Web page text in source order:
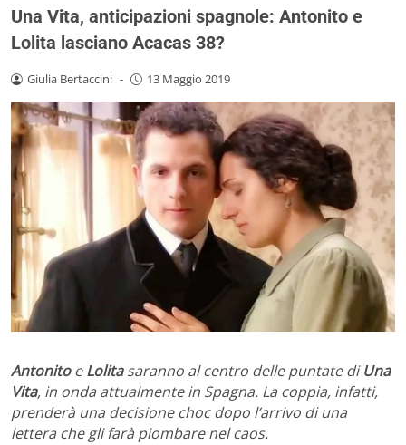
Una Vita, anticipazioni spagnole: Antonito e
Lolita lasciano Acacas 38?
Giulia Bertaccini - 13 Maggio 2019
AntonitoeLolitasaranno al centro delle puntate diUna
Vita, in onda attualmente in Spagna. La coppia, infatti,
prenderà una decisione choc dopo l’arrivo di una
lettera che gli farà piombare nel caos.